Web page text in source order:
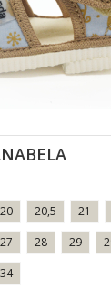
20 20,5 21
27 28 29
34